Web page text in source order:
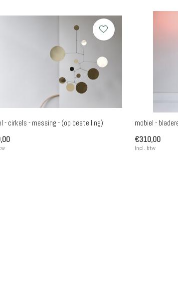
- cirkels - messing - (op bestelling)
mobiel -
€310,00
Incl. btw